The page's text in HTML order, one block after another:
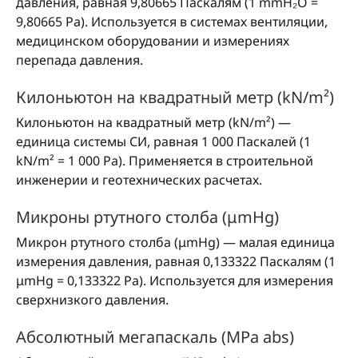
9,80665 Pa). Используется в системах вентиляции,
медицинском оборудовании и измерениях
перепада давления.
Килоньютон на квадратный метр (kN/m²)
Килоньютон на квадратный метр (kN/m²) —
единица системы СИ, равная 1 000 Паскалей (1
kN/m² = 1 000 Pa). Применяется в строительной
инженерии и геотехнических расчетах.
Микроны ртутного столба (μmHg)
Микрон ртутного столба (μmHg) — малая единица
измерения давления, равная 0,133322 Паскалям (1
μmHg = 0,133322 Pa). Используется для измерения
сверхнизкого давления.
Абсолютный мегапаскаль (MPa abs)